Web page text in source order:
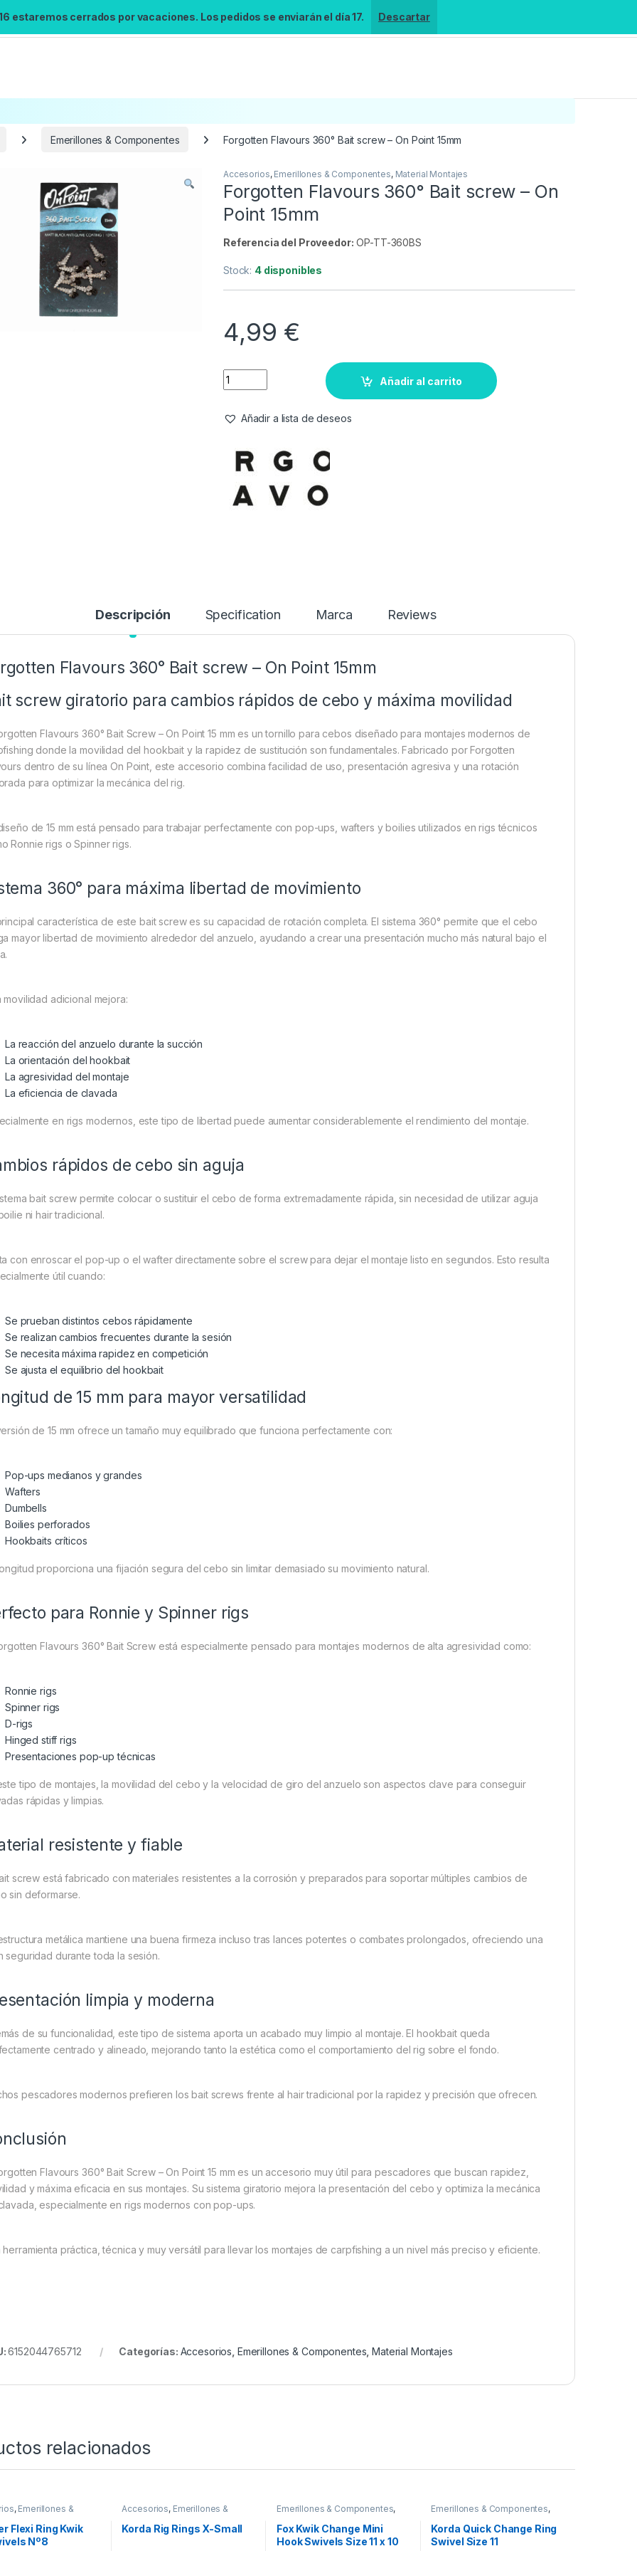
estaremos cerrados por vacaciones. Los pedidos se enviarán el día 17. Descartar
Búsqueda no disponible
No se pudo cargar el widget de búsqueda.
Inténtalo de nuevo.
Emerillones & Componentes Forgotten Flavours 360° Bait screw – On Point 15mm
Accesorios, Emerillones & Componentes, Material Montajes
Forgotten Flavours 360° Bait screw – On
Point 15mm
Referencia del Proveedor: OP-TT-360BS
Stock: 4 disponibles
4,99 €
Añadir al carrito
Añadir a lista de deseos
Descripción Specification Marca Reviews
Flavours 360° Bait screw – On Point 15mm
screw giratorio para cambios rápidos de cebo y máxima movilidad
Flavours 360° Bait Screw – On Point 15 mm es un tornillo para cebos diseñado para montajes modernos de
donde la movilidad del hookbait y la rapidez de sustitución son fundamentales. Fabricado por Forgotten
dentro de su línea On Point, este accesorio combina facilidad de uso, presentación agresiva y una rotación
para optimizar la mecánica del rig.
de 15 mm está pensado para trabajar perfectamente con pop-ups, wafters y boilies utilizados en rigs técnicos
Ronnie rigs o Spinner rigs.
360° para máxima libertad de movimiento
característica de este bait screw es su capacidad de rotación completa. El sistema 360° permite que el cebo
mayor libertad de movimiento alrededor del anzuelo, ayudando a crear una presentación mucho más natural bajo el
movilidad adicional mejora:
La reacción del anzuelo durante la succión
La orientación del hookbait
La agresividad del montaje
La eficiencia de clavada
en rigs modernos, este tipo de libertad puede aumentar considerablemente el rendimiento del montaje.
rápidos de cebo sin aguja
bait screw permite colocar o sustituir el cebo de forma extremadamente rápida, sin necesidad de utilizar aguja
ni hair tradicional.
con enroscar el pop-up o el wafter directamente sobre el screw para dejar el montaje listo en segundos. Esto resulta
útil cuando:
Se prueban distintos cebos rápidamente
Se realizan cambios frecuentes durante la sesión
Se necesita máxima rapidez en competición
Se ajusta el equilibrio del hookbait
de 15 mm para mayor versatilidad
de 15 mm ofrece un tamaño muy equilibrado que funciona perfectamente con:
Pop-ups medianos y grandes
Wafters
Dumbells
Boilies perforados
Hookbaits críticos
proporciona una fijación segura del cebo sin limitar demasiado su movimiento natural.
para Ronnie y Spinner rigs
Flavours 360° Bait Screw está especialmente pensado para montajes modernos de alta agresividad como:
Ronnie rigs
Spinner rigs
D-rigs
Hinged stiff rigs
Presentaciones pop-up técnicas
tipo de montajes, la movilidad del cebo y la velocidad de giro del anzuelo son aspectos clave para conseguir
rápidas y limpias.
resistente y fiable
screw está fabricado con materiales resistentes a la corrosión y preparados para soportar múltiples cambios de
sin deformarse.
metálica mantiene una buena firmeza incluso tras lances potentes o combates prolongados, ofreciendo una
seguridad durante toda la sesión.
limpia y moderna
de su funcionalidad, este tipo de sistema aporta un acabado muy limpio al montaje. El hookbait queda
centrado y alineado, mejorando tanto la estética como el comportamiento del rig sobre el fondo.
pescadores modernos prefieren los bait screws frente al hair tradicional por la rapidez y precisión que ofrecen.
Flavours 360° Bait Screw – On Point 15 mm es un accesorio muy útil para pescadores que buscan rapidez,
y máxima eficacia en sus montajes. Su sistema giratorio mejora la presentación del cebo y optimiza la mecánica
especialmente en rigs modernos con pop-ups.
herramienta práctica, técnica y muy versátil para llevar los montajes de carpfishing a un nivel más preciso y eficiente.
6152044765712 Categorías: Accesorios Emerillones & Componentes ,Material Montajes
relacionados
, Emerillones &
Flexi Ring Kwik
Nº8
Accesorios, Emerillones &
Montajes
Korda Rig Rings X-Small
Emerillones & Componentes,
Fox Kwik Change Mini
Hook Swivels Size 11 x 10
Emerillones & Componentes,
Korda Quick Change Ring
Swivel Size 11